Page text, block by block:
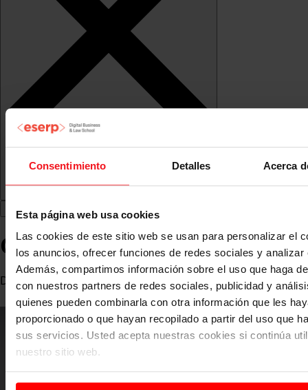
Consentimiento Detalles Acerca
Esta página web usa cookies
Las cookies de este sitio web se usan para personalizar el
los anuncios, ofrecer funciones de redes sociales y analizar
Además, compartimos información sobre el uso que haga
con nuestros partners de redes sociales, publicidad y
quienes pueden combinarla con otra información que les
proporcionado o que hayan recopilado a partir del uso que
sus servicios. Usted acepta nuestras cookies si continúa
nuestro sitio web.
Gonzalo del Río
Director de ventas en South Summit